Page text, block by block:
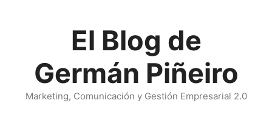
El Blog de
Germán Piñeiro
Marketing, Comunicación y Gestión Empresarial 2.0